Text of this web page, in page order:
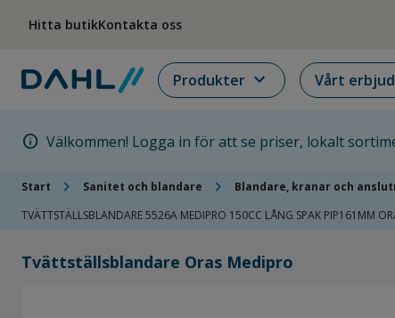
Hitta butikKontakta oss
Produkter expand_more Vårt
info Välkommen! Logga in för att se priser, lokalt
Start chevron_right Sanitet och blandare chevron_right Blandare, kranar och
TVÄTTSTÄLLSBLANDARE 5526A MEDIPRO 150CC LÅNG SPAK PIP161MM
Tvättställsblandare Oras Medipro